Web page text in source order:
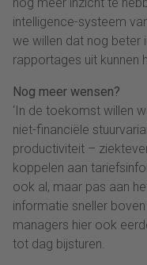
intelligence-systeem
we willen dat nog beter
rapportages uit kunnen
Nog meer wensen?
‘In de toekomst willen
niet-financiële
productiviteit –
koppelen aan
ook al, maar pas aan
informatie sneller
managers hier ook
tot dag bijsturen.